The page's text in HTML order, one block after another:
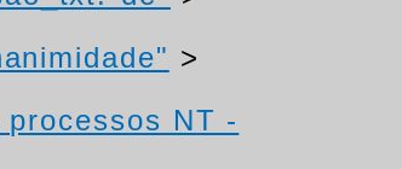
>
NT -